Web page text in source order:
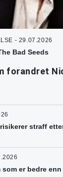
- 29.07.2026
Bad Seeds
forandret
straff
som er bedre